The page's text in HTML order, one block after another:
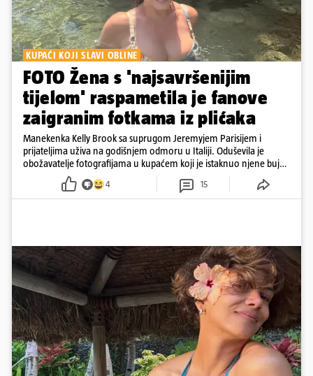
KUPAĆI KOJI SLAVI OBLINE
FOTO Žena s 'najsavršenijim
tijelom' raspametila je fanove
zaigranim fotkama iz plićaka
Manekenka Kelly Brook sa suprugom Jeremyjem Parisijem i
prijateljima uživa na godišnjem odmoru u Italiji. Oduševila je
obožavatelje fotografijama u kupaćem koji je istaknuo njene bujne
4 15